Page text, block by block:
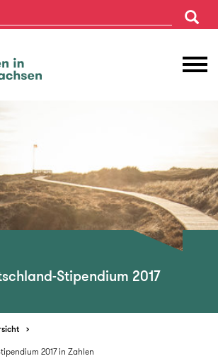
Stipendium 2017
2017 in Zahlen